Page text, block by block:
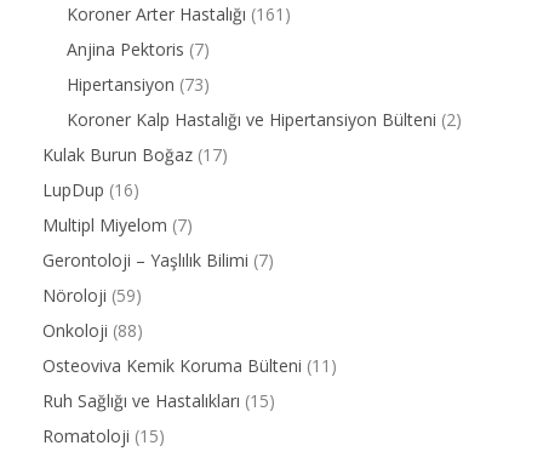
Koroner Arter Hastalığı (161)
Anjina Pektoris (7)
Hipertansiyon (73)
Koroner Kalp Hastalığı ve Hipertansiyon Bülteni (2)
Kulak Burun Boğaz (17)
LupDup (16)
Multipl Miyelom (7)
Gerontoloji – Yaşlılık Bilimi (7)
Nöroloji (59)
Onkoloji (88)
Osteoviva Kemik Koruma Bülteni (11)
Ruh Sağlığı ve Hastalıkları (15)
Romatoloji (15)